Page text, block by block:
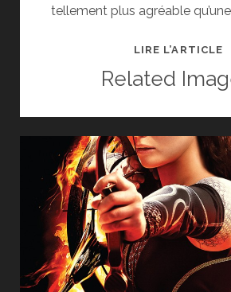
tellement plus agréable
LIRE L’ARTICLE
:
Related